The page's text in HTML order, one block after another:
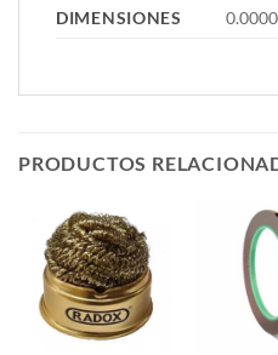
DIMENSIONES
PRODUCTOS